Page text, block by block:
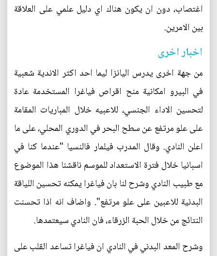
اغتصاب، دون ان يكون هناك اي دليل علمي على العلاقة
بين الامرين.
اخبار اخرى
من جهة اخرى يدرس اليانزا ليما احد اكثر الاندية شعبية
في البيرو امكانية منح اقراص فياغرا المستخدمة عادة
لتحسين الاداء الجنسي، للاعبيه خلال المباريات المقامة
على علو مرتفع عن سطح البحر في الدوري المحلي، على ما
اعلن النادي. وقال المدرب فيلمار فالنسيا "عندما كنا في
اسبانيا خلال فترة الاستعداد للموسم ناقشنا هذا الموضوع
مع طبيب النادي وشرح لنا بان فياغرا يمكنه تحسين اللياقة
البدنية للاعبين على علو مرتفع". واضاف انه اذا تحسنت
النتائج من خلال الحبة الزرقاء، فان النادي سيعتمدها.
وشرح المعد البدني في النادي ان فياغرا تساعد القلب على